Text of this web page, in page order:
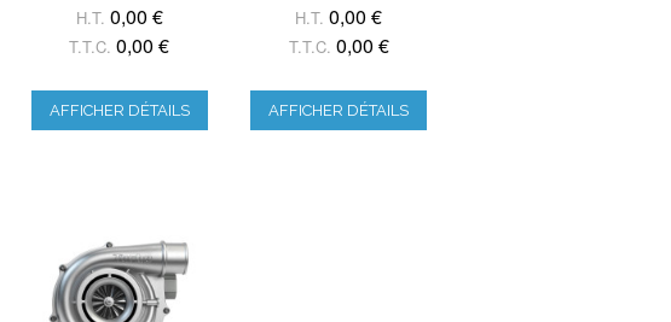
H.T. 0,00 €
T.T.C. 0,00 €
AFFICHER DÉTAILS
H.T. 0,00 €
T.T.C. 0,00 €
AFFICHER DÉTAILS